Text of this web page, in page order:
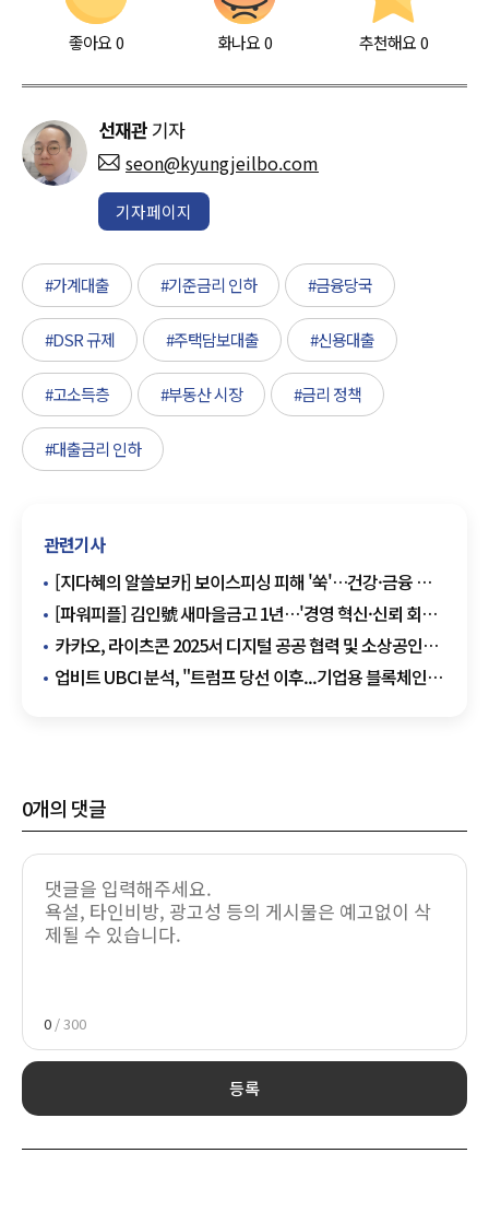
좋아요0 화나요0 추천해요 0
선재관 기자
seon@kyungjeilbo.com
기자페이지
#가계대출 #기준금리 인하 #금융당국
#DSR 규제 #주택담보대출 #신용대출
#고소득층 #부동산 시장 #금리 정책
#대출금리 인하
관련기사
[지다혜의 알쓸보카] 보이스피싱 피해 '쑥'…건강·금융 한
번에 지키는 보험은?
[파워피플] 김인號 새마을금고 1년…'경영 혁신·신뢰 회복'
순항
카카오, 라이츠콘 2025서 디지털 공공 협력 및 소상공인
상생 모델 제시
업비트 UBCI 분석, "트럼프 당선 이후...기업용 블록체인
0개의 댓글
0 / 300
등록